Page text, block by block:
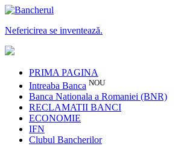
Nefericirea se inventează.
PRIMA PAGINA
Intreaba Banca NOU
Banca Nationala a Romaniei (BNR)
RECLAMATII BANCI
ECONOMIE
IFN
Clubul Bancherilor